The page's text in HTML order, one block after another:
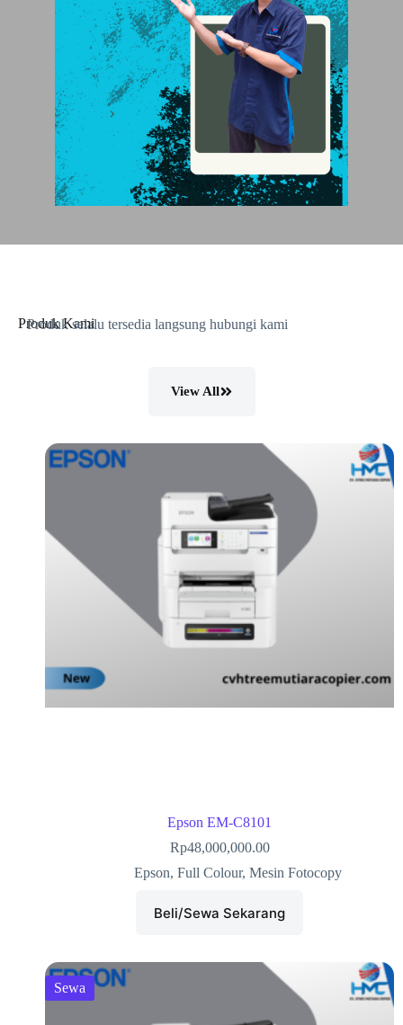
Produk Kami
Produk selalu tersedia langsung hubungi kami
View All
Epson EM-C8101
Rp48,000,000.00
Epson, Full Colour, Mesin Fotocopy
Beli/Sewa Sekarang
Sewa